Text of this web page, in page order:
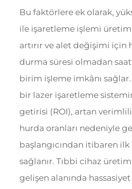
Bu faktörlere ek olarak,
ile işaretleme işlemi
artırır ve alet değişimi için
durma süresi olmadan
birim işleme imkânı
bir lazer işaretleme
getirisi (ROI), artan
hurda oranları nedeniyle
başlangıcından itibaren ilk
sağlanır. Tıbbi cihaz
gelişen alanında